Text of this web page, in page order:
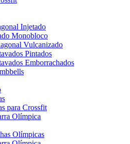
Injetado
Monobloco
Vulcanizado
Pintados
Emborrachados
para Crossfit
Olímpica
Olímpicas